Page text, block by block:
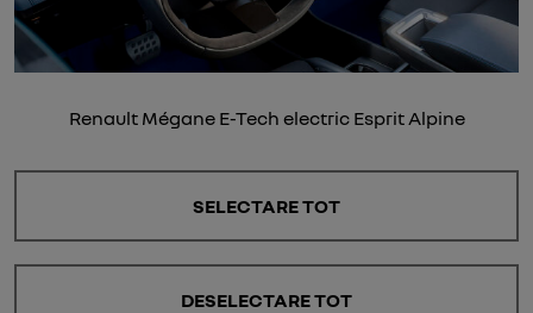
Renault Mégane E-Tech electric Esprit Alpine
SELECTARE TOT
DESELECTARE TOT